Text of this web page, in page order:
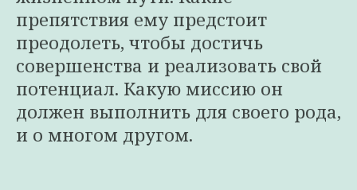
препятствия ему предстоит
преодолеть, чтобы достичь
совершенства и реализовать свой
потенциал. Какую миссию он
должен выполнить для своего рода,
и о многом другом.